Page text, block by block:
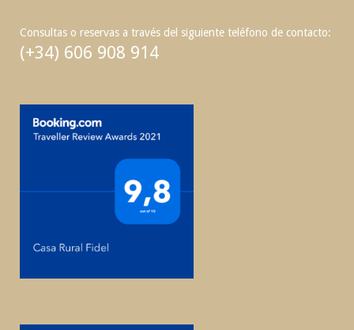
Consultas o reservas a través del siguiente teléfono de contacto:
(+34) 606 908 914